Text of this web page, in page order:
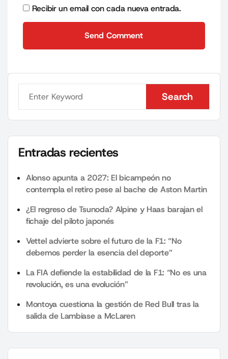
Recibir un email con cada nueva entrada.
Send Comment
Search
Search
Entradas recientes
Alonso apunta a 2027: El bicampeón no
contempla el retiro pese al bache de Aston Martin
¿El regreso de Tsunoda? Alpine y Haas barajan el
fichaje del piloto japonés
Vettel advierte sobre el futuro de la F1: “No
debemos perder la esencia del deporte”
La FIA defiende la estabilidad de la F1: “No es una
revolución, es una evolución”
Montoya cuestiona la gestión de Red Bull tras la
salida de Lambiase a McLaren